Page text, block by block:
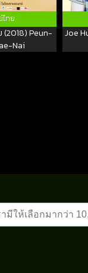
ไทย
(2018) Peun-
Nai
Joe